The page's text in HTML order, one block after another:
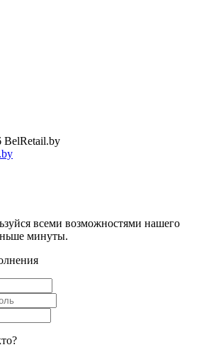
BelRetail.by
всеми возможностями нашего
минуты.